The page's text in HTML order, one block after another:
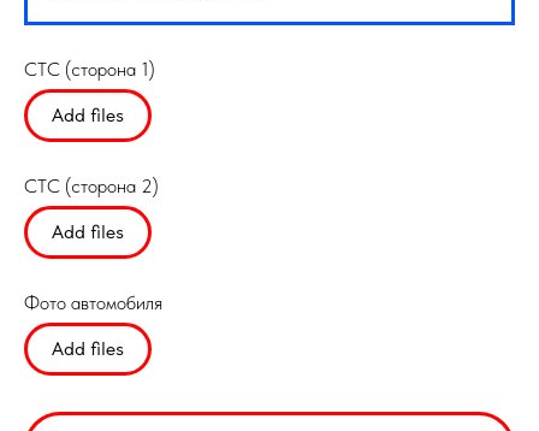
СТС (сторона 1)
Add files
СТС (сторона 2)
Add files
Фото автомобиля
Add files